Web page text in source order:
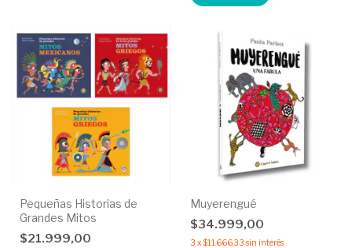
Pequeñas Historias de
Grandes Mitos
$21.999,00
Muyerengué
$34.999,00
3 x$11.666,33 sin interés